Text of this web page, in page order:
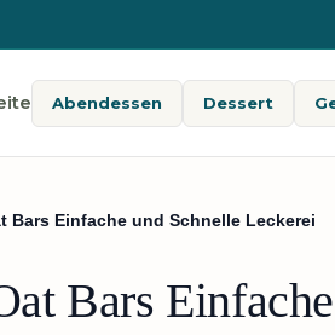
Abendessen Dessert
Bars Einfache und Schnelle Leckerei
Bars